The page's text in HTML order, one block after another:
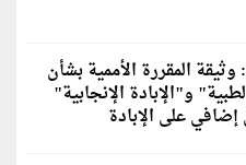
المقررة الأممية بشأن
و"الإبادة الإنجابية"
إضافي على الإبادة